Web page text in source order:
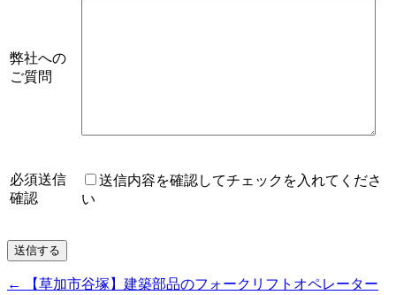
弊社への
ご質問
必須送信
確認
送信内容を確認してチェックを入れてくださ
い
←
【草加市谷塚】建築部品のフォークリフトオペレーター